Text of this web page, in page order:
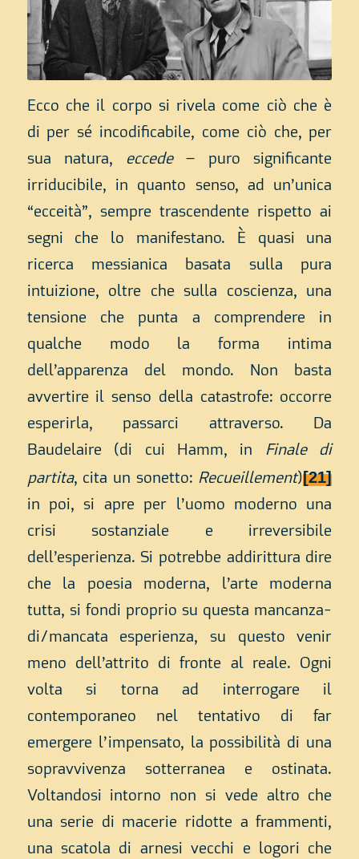
Ecco che il corpo si rivela come ciò che è
di per sé incodificabile, come ciò che, per
sua natura, eccede– puro significante
irriducibile, in quanto senso, ad un’unica
“ecceità”, sempre trascendente rispetto ai
segni che lo manifestano. È quasi una
ricerca messianica basata sulla pura
intuizione, oltre che sulla coscienza, una
tensione che punta a comprendere in
qualche modo la forma intima
dell’apparenza del mondo. Non basta
avvertire il senso della catastrofe: occorre
esperirla, passarci attraverso. Da
Baudelaire (di cui Hamm, in Finale di
partita, cita un sonetto: Recueillement)[21]
in poi, si apre per l’uomo moderno una
crisi sostanziale e irreversibile
dell’esperienza. Si potrebbe addirittura dire
che la poesia moderna, l’arte moderna
tutta, si fondi proprio su questa mancanza-
di/mancata esperienza, su questo venir
meno dell’attrito di fronte al reale. Ogni
volta si torna ad interrogare il
contemporaneo nel tentativo di far
emergere l’impensato, la possibilità di una
sopravvivenza sotterranea e ostinata.
Voltandosi intorno non si vede altro che
una serie di macerie ridotte a frammenti,
una scatola di arnesi vecchi e logori che